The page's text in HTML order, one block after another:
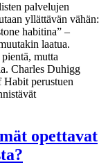
palvelujen
yllättävän vähän:
habitina” –
laatua.
mutta
Charles Duhigg
Habit perustuen
opettavat